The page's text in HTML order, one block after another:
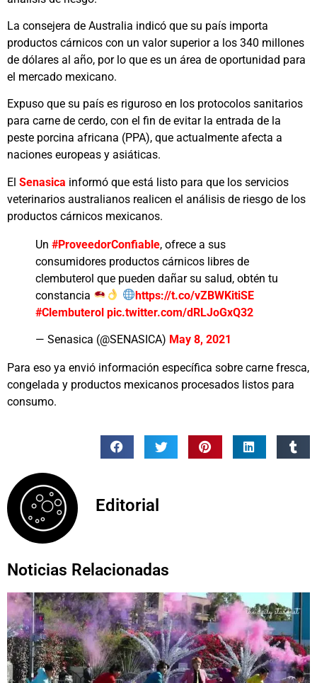
La consejera de Australia indicó que su país importa
productos cárnicos con un valor superior a los 340 millones
de dólares al año, por lo que es un área de oportunidad para
el mercado mexicano.
Expuso que su país es riguroso en los protocolos sanitarios
para carne de cerdo, con el fin de evitar la entrada de la
peste porcina africana (PPA), que actualmente afecta a
naciones europeas y asiáticas.
El Senasica informó que está listo para que los servicios
veterinarios australianos realicen el análisis de riesgo de los
productos cárnicos mexicanos.
Un #ProveedorConfiable, ofrece a sus
consumidores productos cárnicos libres de
clembuterol que pueden dañar su salud, obtén tu
constancia
https://t.co/vZBWKitiSE
#Clembuterol pic.twitter.com/dRLJoGxQ32
— Senasica (@SENASICA) May 8, 2021
Para eso ya envió información específica sobre carne fresca,
congelada y productos mexicanos procesados listos para
consumo.
Editorial
Noticias Relacionadas